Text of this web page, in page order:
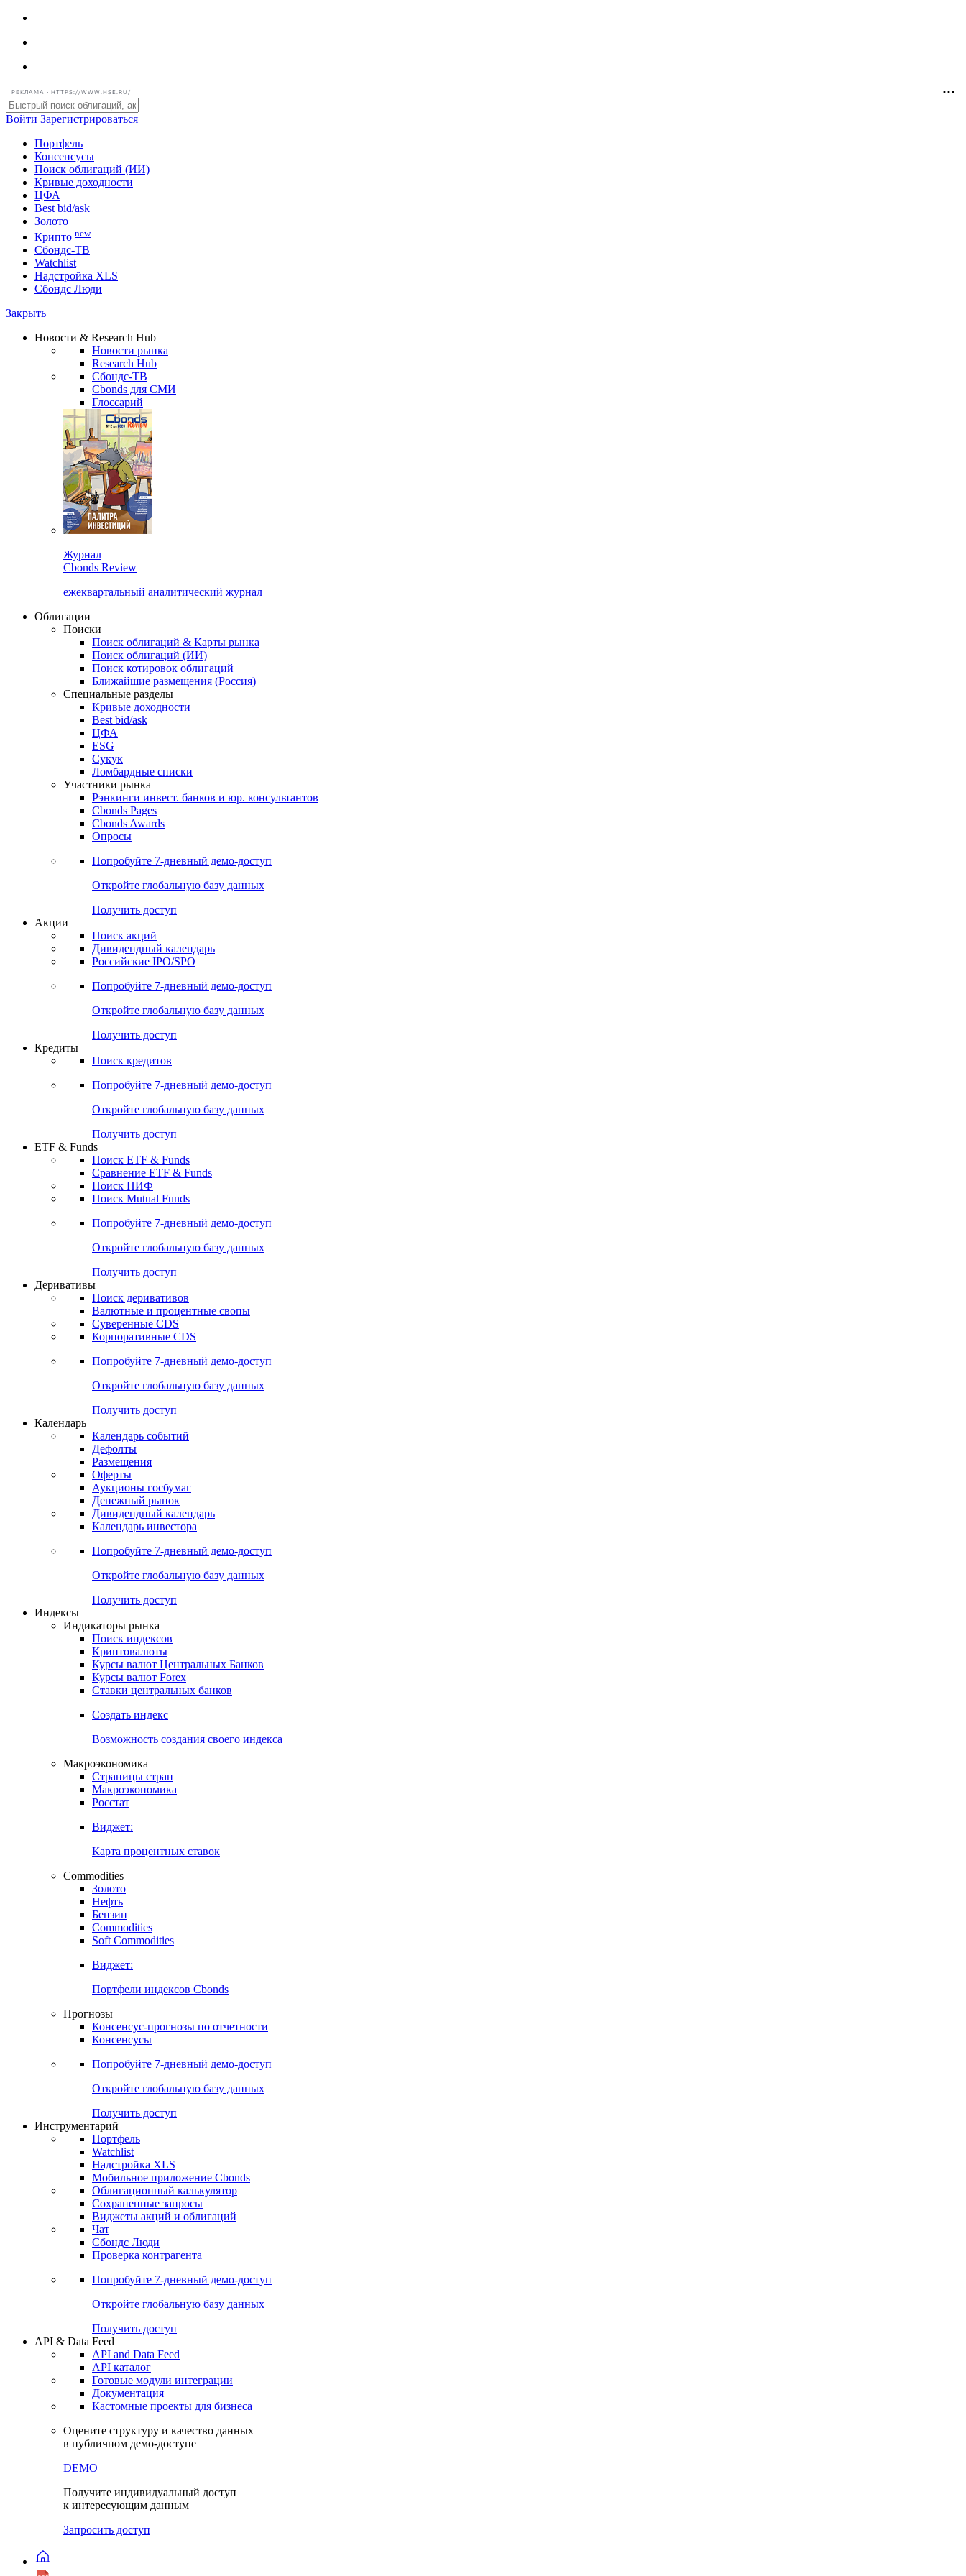
РЕКЛАМА • HTTPS://WWW.HSE.RU/
Войти Зарегистрироваться
Портфель
Консенсусы
Поиск облигаций (ИИ)
Кривые доходности
ЦФА
Best bid/ask
Золото
Криптоnew
Сбондс-ТВ
Надстройка XLS
Сбондс Люди
Новости & Research Hub
Новости рынка
Research Hub
Сбондс-ТВ
Cbonds для СМИ
Глоссарий
Журнал
Cbonds Review
ежеквартальный аналитический журнал
Облигации
Поиски
Поиск облигаций & Карты рынка
Поиск облигаций (ИИ)
Поиск котировок облигаций
Ближайшие размещения (Россия)
Специальные разделы
Кривые доходности
Best bid/ask
ЦФА
ESG
Сукук
Ломбардные списки
Участники рынка
Рэнкинги инвест. банков и юр. консультантов
Cbonds Pages
Cbonds Awards
Опросы
Попробуйте7-дневный
Откройте глобальную базу данных
Получить доступ
Акции
Поиск акций
Дивидендный календарь
Российские IPO/SPO
Попробуйте7-дневный
Откройте глобальную базу данных
Получить доступ
Кредиты
Поиск кредитов
Попробуйте7-дневный
Откройте глобальную базу данных
Получить доступ
ETF & Funds
Поиск ETF & Funds
Сравнение ETF & Funds
Поиск ПИФ
Поиск Mutual Funds
Попробуйте7-дневный
Откройте глобальную базу данных
Получить доступ
Деривативы
Поиск деривативов
Валютные и процентные свопы
Суверенные CDS
Корпоративные CDS
Попробуйте7-дневный
Откройте глобальную базу данных
Получить доступ
Календарь
Календарь событий
Дефолты
Размещения
Оферты
Аукционы госбумаг
Денежный рынок
Дивидендный календарь
Календарь инвестора
Попробуйте7-дневный
Получить доступ
Индикаторы рынка
Поиск индексов
Криптовалюты
Курсы валют Центральных Банков
Курсы валют Forex
Ставки центральных банков
Создать индекс
Возможность создания своего индекса
Макроэкономика
Страницы стран
Макроэкономика
Росстат
Виджет:
Карта процентных ставок
Commodities
Золото
Нефть
Бензин
Commodities
Soft Commodities
Виджет:
Портфели индексов Cbonds
Прогнозы
Консенсус-прогнозы по отчетности
Консенсусы
Попробуйте7-дневный
Откройте глобальную базу данных
Получить доступ
Инструментарий
Портфель
Watchlist
Надстройка XLS
Мобильное приложение Cbonds
Облигационный калькулятор
Сохраненные запросы
Виджеты акций и облигаций
Чат
Сбондс Люди
Проверка контрагента
Попробуйте7-дневный
Откройте глобальную базу данных
Получить доступ
API & Data Feed
API and Data Feed
API каталог
Документация
Кастомные проекты для бизнеса
Оцените структуру и качество данных
в публичном демо-доступе
DEMO
Получите индивидуальный доступ